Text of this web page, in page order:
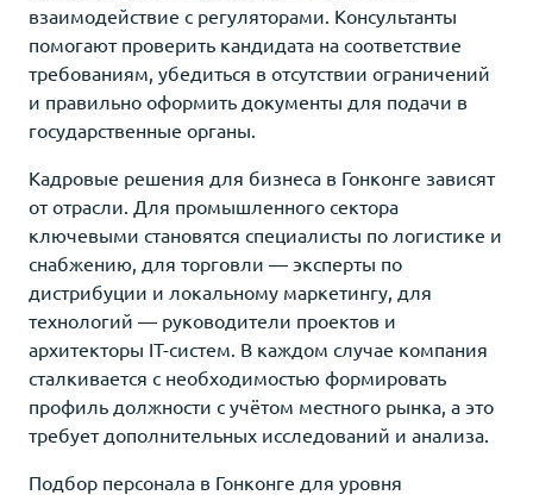
взаимодействие с регуляторами. Консультанты
помогают проверить кандидата на соответствие
требованиям, убедиться в отсутствии ограничений
и правильно оформить документы для подачи в
государственные органы.
Кадровые решения для бизнеса в Гонконге зависят
от отрасли. Для промышленного сектора
ключевыми становятся специалисты по логистике и
снабжению, для торговли — эксперты по
дистрибуции и локальному маркетингу, для
технологий — руководители проектов и
архитекторы IT-систем. В каждом случае компания
сталкивается с необходимостью формировать
профиль должности с учётом местного рынка, а это
требует дополнительных исследований и анализа.
Подбор персонала в Гонконге для уровня